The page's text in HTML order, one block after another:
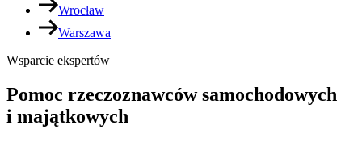
Wrocław
Warszawa
Wsparcie ekspertów
Pomoc rzeczoznawców samochodowych
i majątkowych